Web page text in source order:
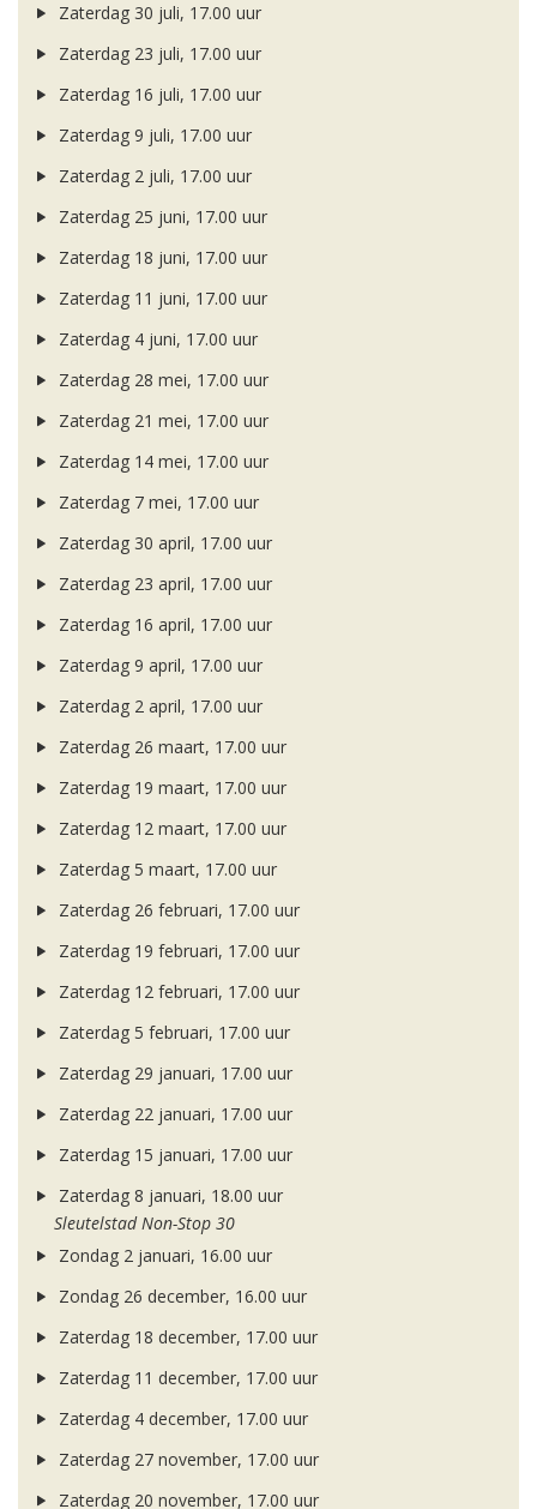
Zaterdag 30 juli, 17.00 uur
Zaterdag 23 juli, 17.00 uur
Zaterdag 16 juli, 17.00 uur
Zaterdag 9 juli, 17.00 uur
Zaterdag 2 juli, 17.00 uur
Zaterdag 25 juni, 17.00 uur
Zaterdag 18 juni, 17.00 uur
Zaterdag 11 juni, 17.00 uur
Zaterdag 4 juni, 17.00 uur
Zaterdag 28 mei, 17.00 uur
Zaterdag 21 mei, 17.00 uur
Zaterdag 14 mei, 17.00 uur
Zaterdag 7 mei, 17.00 uur
Zaterdag 30 april, 17.00 uur
Zaterdag 23 april, 17.00 uur
Zaterdag 16 april, 17.00 uur
Zaterdag 9 april, 17.00 uur
Zaterdag 2 april, 17.00 uur
Zaterdag 26 maart, 17.00 uur
Zaterdag 19 maart, 17.00 uur
Zaterdag 12 maart, 17.00 uur
Zaterdag 5 maart, 17.00 uur
Zaterdag 26 februari, 17.00 uur
Zaterdag 19 februari, 17.00 uur
Zaterdag 12 februari, 17.00 uur
Zaterdag 5 februari, 17.00 uur
Zaterdag 29 januari, 17.00 uur
Zaterdag 22 januari, 17.00 uur
Zaterdag 15 januari, 17.00 uur
Zaterdag 8 januari, 18.00 uur
Sleutelstad Non-Stop 30
Zondag 2 januari, 16.00 uur
Zondag 26 december, 16.00 uur
Zaterdag 18 december, 17.00 uur
Zaterdag 11 december, 17.00 uur
Zaterdag 4 december, 17.00 uur
Zaterdag 27 november, 17.00 uur
Zaterdag 20 november, 17.00 uur